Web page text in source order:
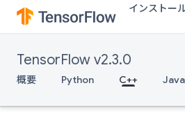
インストー
TensorFlow v2.3.0
概要 Python C++ Java